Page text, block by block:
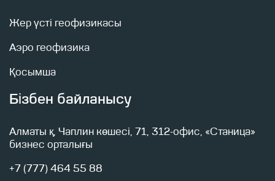
Жер үсті геофизикасы
Аэро геофизика
Қосымша
Бізбен байланысу
Алматы қ, Чаплин көшесі, 71, 312-офис, «Станица»
бизнес орталығы
+7 (777) 464 55 88